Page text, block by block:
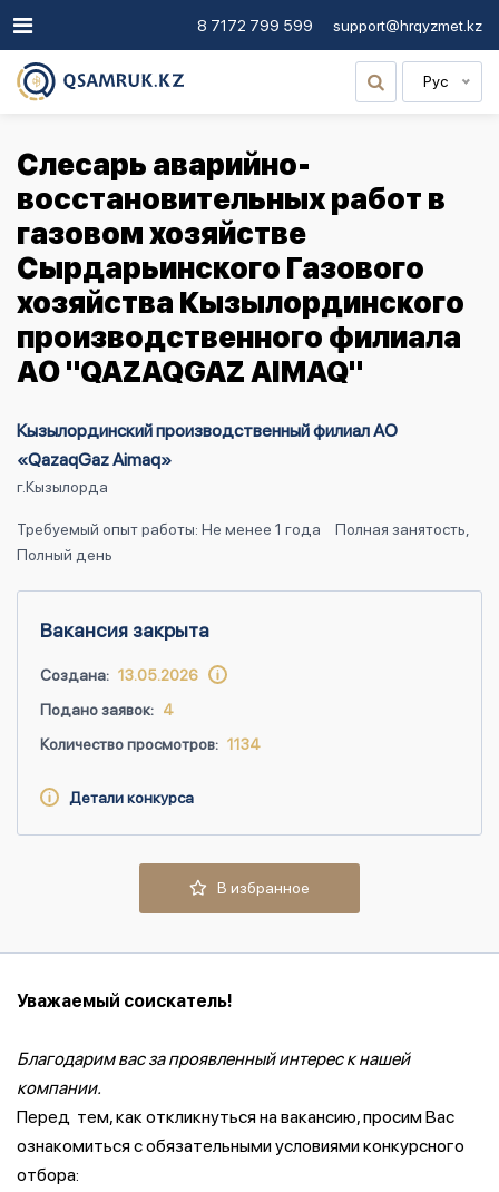
8 7172 799 599 support@hrqyzmet.kz
Рус
Слесарь аварийно-
восстановительных работ в
газовом хозяйстве
Сырдарьинского Газового
хозяйства Кызылординского
производственного филиала
АО "QAZAQGAZ AIMAQ"
Кызылординский производственный филиал АО
«QazaqGaz Aimaq»
г.Кызылорда
Требуемый опыт работы: Не менее 1 года
Полная занятость,
Полный день
Вакансия закрыта
Создана: 13.05.2026
Подано заявок: 4
Количество просмотров: 1134
Детали конкурса
В избранное
Уважаемый соискатель!
Благодарим вас за проявленный интерес к нашей
компании.
Перед тем, как откликнуться на вакансию, просим Вас
ознакомиться с обязательными условиями конкурсного
отбора: